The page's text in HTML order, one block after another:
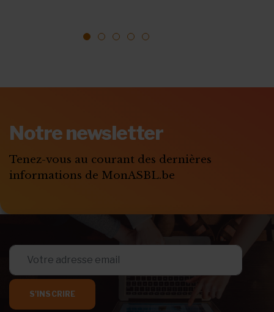
1 2 3 4
Notre newsletter
Tenez-vous au courant des dernières
informations de MonASBL.be
S'INSCRIRE